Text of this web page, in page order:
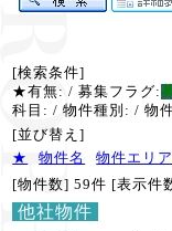
[検索条件]
★有無: / 募集フラグ:
科目: / 物件種別: / 物
[並び替え]
★
物件名 物件エリア
[物件数] 59件 [表示件
他社物件